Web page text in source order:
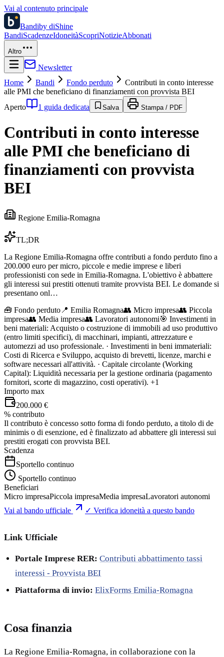
Vai al contenuto principale
Bandiby diShine
BandiScadenzeIdoneitàScopriNotizieAbbonati
Altro
Newsletter
Home
Bandi Fondo perduto
Contributi in conto interesse
alle PMI che beneficiano di finanziamenti con provvista BEI
Aperto
1 guida dedicata Salva Stampa / PDF
Contributi in conto interesse
alle PMI che beneficiano di
finanziamenti con provvista
BEI
Regione Emilia-Romagna
TL;DR
La Regione Emilia-Romagna offre contributi a fondo perduto fino a
200.000 euro per micro, piccole e medie imprese e liberi
professionisti con sede in Emilia-Romagna. L'obiettivo è abbattere
gli interessi sui prestiti ottenuti tramite provvista BEI. Le domande si
presentano onl…
🧰 Fondo perduto 📍 Emilia Romagna👥 Micro impresa👥 Piccola
impresa👥 Media impresa👥 Lavoratori autonomi🎯 Investimenti in
beni materiali: Acquisto o costruzione di immobili ad uso produttivo
(entro limiti specifici), di macchinari, impianti, attrezzature e
automezzi ad uso professionale. · Investimenti in beni immateriali:
Costi di Ricerca e Sviluppo, acquisto di brevetti, licenze, marchi e
software necessari all'attività. · Capitale circolante (Working
Capital): Liquidità necessaria per la gestione ordinaria (pagamento
fornitori, scorte di magazzino, costi operativi). +1
Importo max
200.000 €
% contributo
Il contributo è concesso sotto forma di fondo perduto, a titolo di de
minimis o di esenzione, ed è finalizzato ad abbattere gli interessi sui
prestiti erogati con provvista BEI.
Scadenza
Sportello continuo
Sportello continuo
Beneficiari
Micro impresaPiccola impresaMedia impresaLavoratori autonomi
Vai al bando ufficiale
✓ Verifica idoneità a questo bando
Link Ufficiale
Portale Imprese RER: Contributi abbattimento tassi
interessi - Provvista BEI
Piattaforma di invio: ElixForms Emilia-Romagna
Cosa finanzia
La Regione Emilia-Romagna, in collaborazione con la